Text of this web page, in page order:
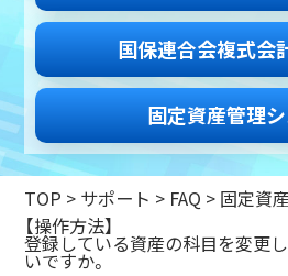
国保連合会複式会
固定資産管理
TOP > サポート > FAQ > 固定資
【操作方法】
登録している資産の科目を変更
いですか。